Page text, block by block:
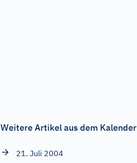
Weitere Artikel aus dem Kalender
21. Juli 2004